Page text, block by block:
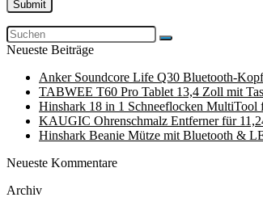
Neueste Beiträge
Anker Soundcore Life Q30 Bluetooth-
TABWEE T60 Pro Tablet 13,4 Zoll mit
Hinshark 18 in 1 Schneeflocken MultiTool
KAUGIC Ohrenschmalz Entferner für
Hinshark Beanie Mütze mit Bluetooth &
Neueste Kommentare
Archiv